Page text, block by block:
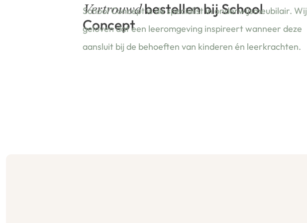
Vertrouwdbestellen bij School
Concept
School Concept is de specialist in onderwijsmeubilair. Wij
geloven dat een leeromgeving inspireert wanneer deze
aansluit bij de behoeften van kinderen én leerkrachten.